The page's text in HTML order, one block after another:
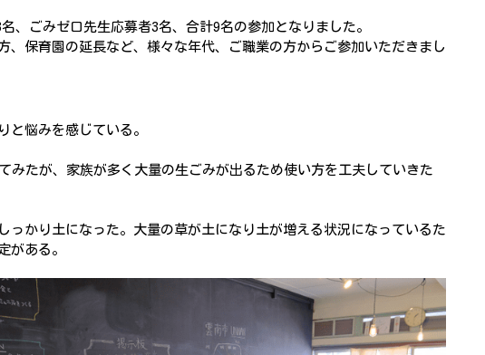
、ごみゼロ先生応募者3名、合計9名の参加となりました。
保育園の延長など、様々な年代、ご職業の方からご参加いただきまし
と悩みを感じている。
たが、家族が多く大量の生ごみが出るため使い方を工夫していきた
かり土になった。大量の草が土になり土が増える状況になっているた
がある。